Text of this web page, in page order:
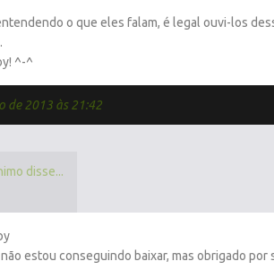
o que eles falam, é legal ouvi-los
^-^
de 2013 às 21:42
disse...
estou conseguindo baixar, mas obrigado por